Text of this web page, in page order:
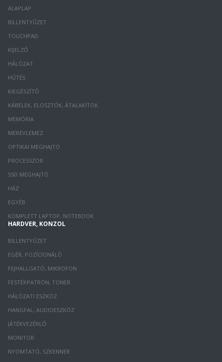
ALAPLAP
BILLENTYŰZET
TOUCHPAD
KIJELZŐ
HÁLÓZAT
HŰTÉS
KIEGÉSZÍTŐ
KÁBELEK, ELOSZTÓK, ÁTALAKÍTÓK
MEMÓRIA
MEREVLEMEZ
OPTIKAI MEGHAJTÓ
PROCESSZOR
SSD MEGHAJTÓ
HÁZ
EGYÉB
KOMPLETT LAPTOP, NOTEBOOK
HARDVER, KONZOL
BILLENTYŰZET
EGÉR, POZÍCIONÁLÓ
FEJHALLGATÓ, MIKROFON
FESTÉKPATRON, TONER
HÁLÓZATI ESZKÖZ
HANGFAL, AUDIOESZKÖZ
JÁTÉKVEZÉRLŐ
MONITOR
NYOMTATÓ, SZKENNER